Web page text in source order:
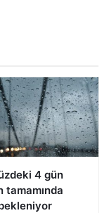
4 gün
tamamında